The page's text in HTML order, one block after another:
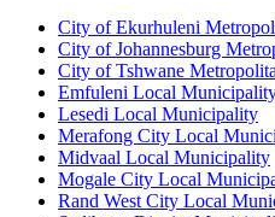
City of Ekurhuleni
City of Johannesburg
City of Tshwane
Emfuleni Local
Lesedi Local Municipality
Merafong City Local
Midvaal Local Municipality
Mogale City Local
Rand West City Local